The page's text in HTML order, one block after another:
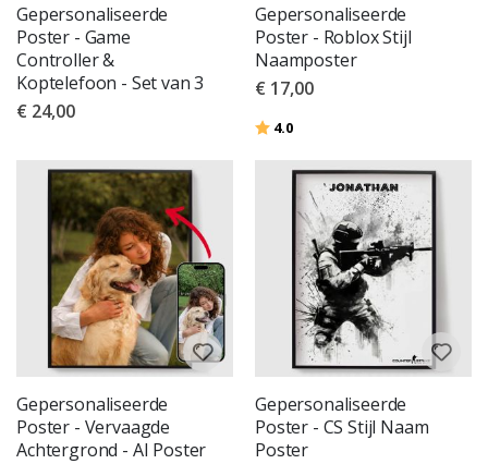
Gepersonaliseerde
Poster - Game
Controller &
Koptelefoon - Set van 3
€ 24,00
Gepersonaliseerde
Poster - Roblox Stijl
Naamposter
€ 17,00
Beoordeling:
4.0
Gepersonaliseerde
Poster - Vervaagde
Achtergrond - AI Poster
Gepersonaliseerde
Poster - CS Stijl Naam
Poster